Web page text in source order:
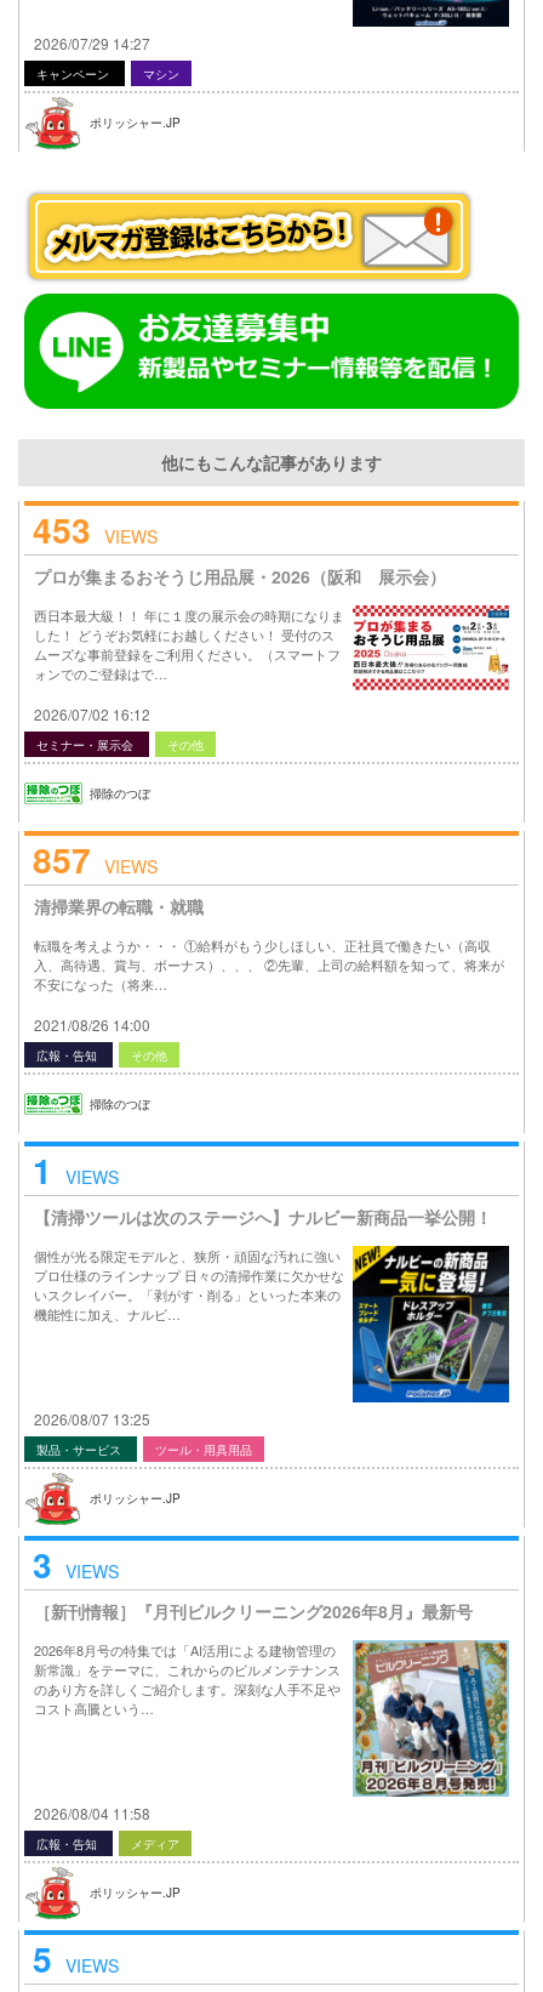
2026/07/29 14:27
キャンペーン マシン
ポリッシャー.JP
他にもこんな記事があります
453 VIEWS
プロが集まるおそうじ用品展・2026（阪和 展示会）
西日本最大級！！ 年に１度の展示会の時期になりま
した！ どうぞお気軽にお越しください！ 受付のス
ムーズな事前登録をご利用ください。（スマートフ
ォンでのご登録はで…
2026/07/02 16:12
セミナー・展示会 その他
掃除のつぼ
857 VIEWS
清掃業界の転職・就職
転職を考えようか・・・ ①給料がもう少しほしい、正社員で働きたい（高収
入、高待遇、賞与、ボーナス）、、、 ②先輩、上司の給料額を知って、将来が
不安になった（将来…
2021/08/26 14:00
広報・告知 その他
掃除のつぼ
1
VIEWS
【清掃ツールは次のステージへ】ナルビー新商品一挙公開！
個性が光る限定モデルと、狭所・頑固な汚れに強い
プロ仕様のラインナップ 日々の清掃作業に欠かせな
いスクレイパー。「剥がす・削る」といった本来の
機能性に加え、ナルビ…
2026/08/07 13:25
製品・サービス ツール・用具用品
ポリッシャー.JP
3 VIEWS
［新刊情報］『月刊ビルクリーニング2026年8月』最新号
2026年8月号の特集では「AI活用による建物管理の
新常識」をテーマに、これからのビルメンテナンス
のあり方を詳しくご紹介します。深刻な人手不足や
コスト高騰という…
2026/08/04 11:58
広報・告知 メディア
ポリッシャー.JP
5 VIEWS